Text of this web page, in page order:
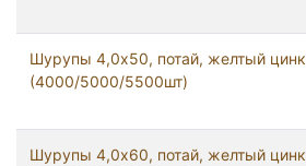
Шурупы 4,0x50, потай, желтый цинк
(4000/5000/5500шт)
Шурупы 4,0x60, потай, желтый цинк